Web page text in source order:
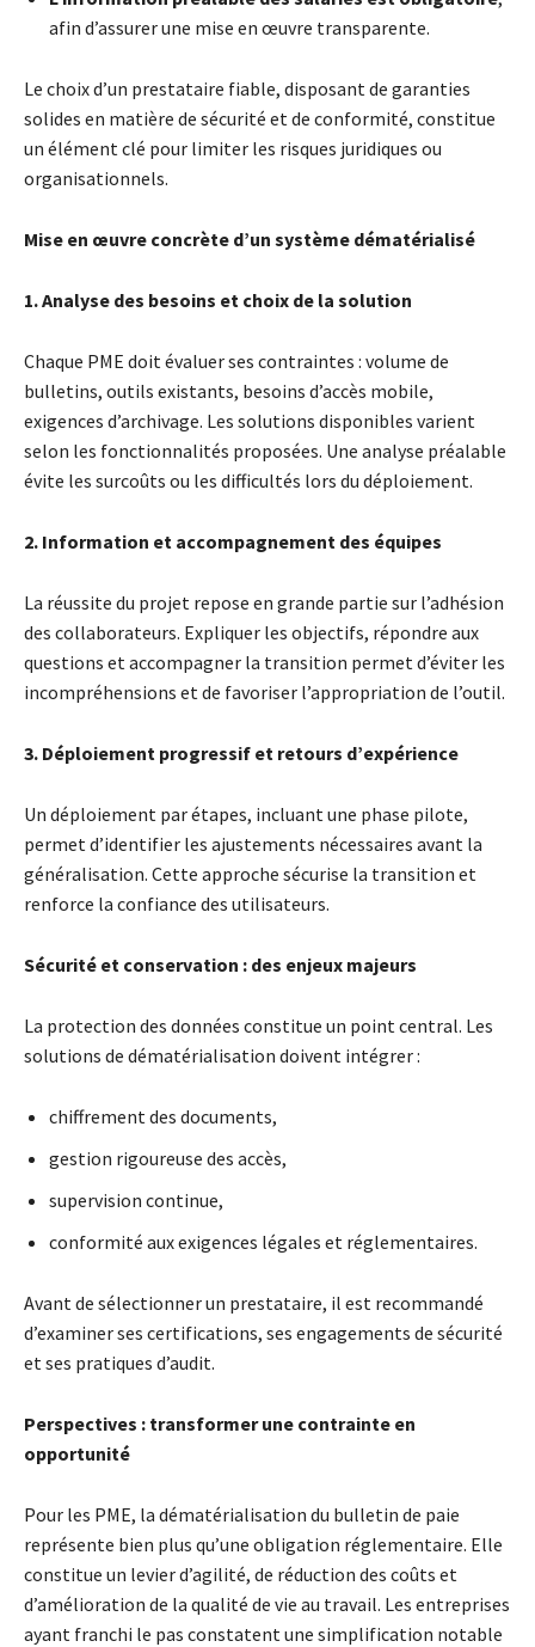
afin d’assurer une mise en œuvre transparente.
Le choix d’un prestataire fiable, disposant de garanties
solides en matière de sécurité et de conformité, constitue
un élément clé pour limiter les risques juridiques ou
organisationnels.
Mise en œuvre concrète d’un système dématérialisé
1. Analyse des besoins et choix de la solution
Chaque PME doit évaluer ses contraintes : volume de
bulletins, outils existants, besoins d’accès mobile,
exigences d’archivage. Les solutions disponibles varient
selon les fonctionnalités proposées. Une analyse préalable
évite les surcoûts ou les difficultés lors du déploiement.
2. Information et accompagnement des équipes
La réussite du projet repose en grande partie sur l’adhésion
des collaborateurs. Expliquer les objectifs, répondre aux
questions et accompagner la transition permet d’éviter les
incompréhensions et de favoriser l’appropriation de l’outil.
3. Déploiement progressif et retours d’expérience
Un déploiement par étapes, incluant une phase pilote,
permet d’identifier les ajustements nécessaires avant la
généralisation. Cette approche sécurise la transition et
renforce la confiance des utilisateurs.
Sécurité et conservation : des enjeux majeurs
La protection des données constitue un point central. Les
solutions de dématérialisation doivent intégrer :
chiffrement des documents,
gestion rigoureuse des accès,
supervision continue,
conformité aux exigences légales et réglementaires.
Avant de sélectionner un prestataire, il est recommandé
d’examiner ses certifications, ses engagements de sécurité
et ses pratiques d’audit.
Perspectives : transformer une contrainte en
opportunité
Pour les PME, la dématérialisation du bulletin de paie
représente bien plus qu’une obligation réglementaire. Elle
constitue un levier d’agilité, de réduction des coûts et
d’amélioration de la qualité de vie au travail. Les entreprises
ayant franchi le pas constatent une simplification notable